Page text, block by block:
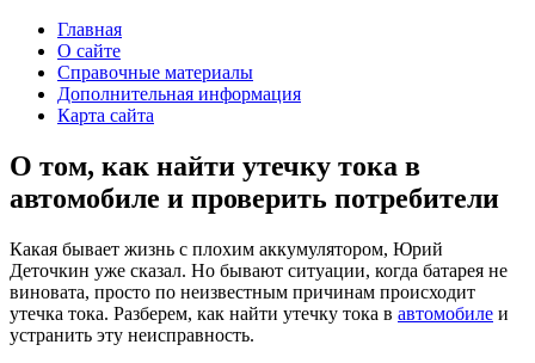
Главная
О сайте
Справочные материалы
Дополнительная информация
Карта сайта
О том, как найти утечку тока в
автомобиле и проверить потребители
Какая бывает жизнь с плохим аккумулятором, Юрий
Деточкин уже сказал. Но бывают ситуации, когда батарея не
виновата, просто по неизвестным причинам происходит
утечка тока. Разберем, как найти утечку тока в автомобиле и
устранить эту неисправность.